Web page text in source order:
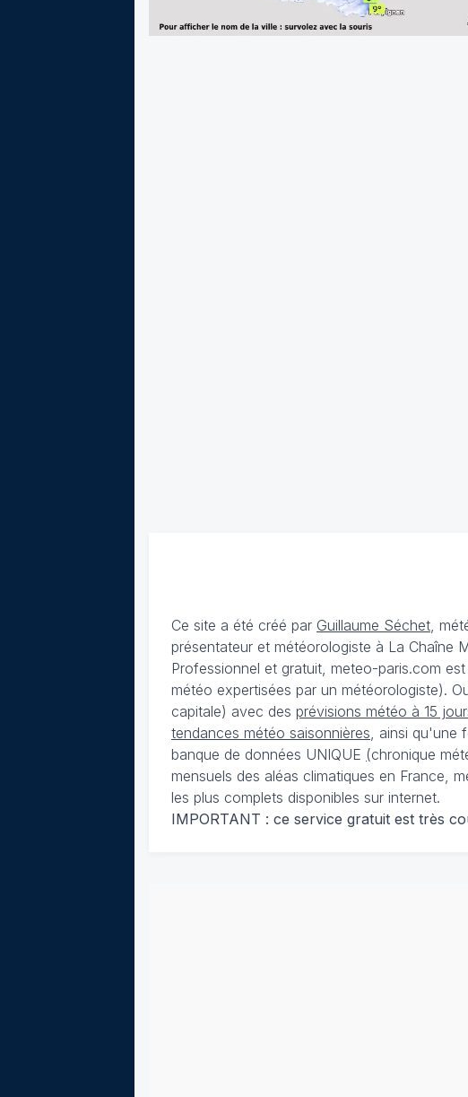
Ce site a été créé par Guillaume Séchet ,
présentateur et météorologiste à La Chaîne
Professionnel et gratuit, meteo-paris.com
météo expertisées par un météorologiste).
capitale) avec des prévisions météo à 15
tendances météo saisonnières , ainsi
banque de données UNIQUE (chronique
mensuels des aléas climatiques en France,
les plus complets disponibles sur internet.
IMPORTANT : ce service gratuit est très